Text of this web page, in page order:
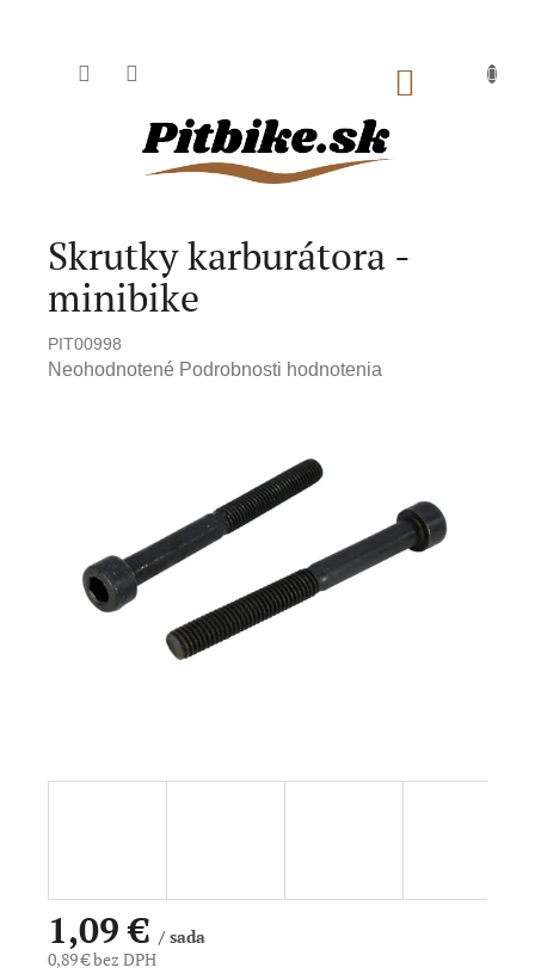
NÁKUPNÝ
Skrutky karburátora -
minibike
PIT00998
Priemerné
hviezdičiek.
Neohodnotené Podrobnosti hodnotenia
1,09 €/ sada
0,89 € bez DPH